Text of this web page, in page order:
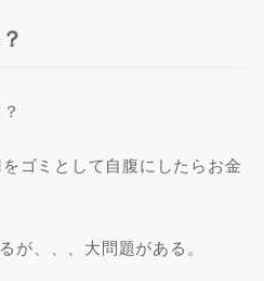
ゴミとして自腹にしたらお金
が、、、大問題がある。